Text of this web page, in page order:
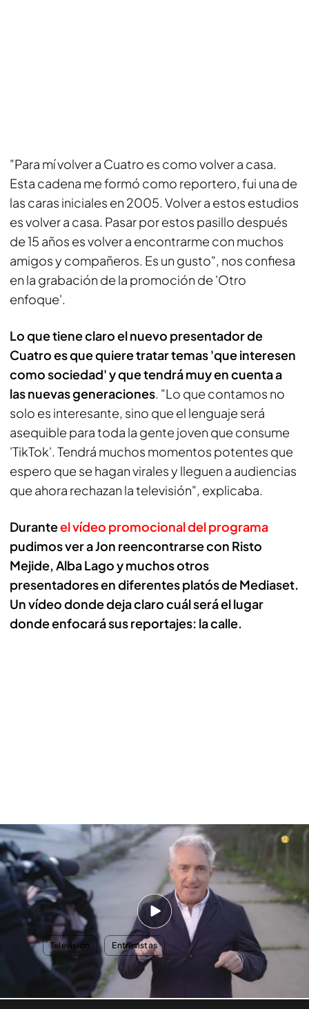
"Para mí volver a Cuatro es como volver a casa.
Esta cadena me formó como reportero, fui una de
las caras iniciales en 2005. Volver a estos estudios
es volver a casa. Pasar por estos pasillo después
de 15 años es volver a encontrarme con muchos
amigos y compañeros. Es un gusto", nos confiesa
en la grabación de la promoción de 'Otro
enfoque'.
Lo que tiene claro el nuevo presentador de
Cuatro es que quiere tratar temas 'que interesen
como sociedad' y que tendrá muy en cuenta a
las nuevas generaciones. "Lo que contamos no
solo es interesante, sino que el lenguaje será
asequible para toda la gente joven que consume
'TikTok'. Tendrá muchos momentos potentes que
espero que se hagan virales y lleguen a audiencias
que ahora rechazan la televisión", explicaba.
Duranteel vídeo promocional del programa
pudimos ver a Jon reencontrarse con Risto
Mejide, Alba Lago y muchos otros
presentadores en diferentes platós de Mediaset.
Un vídeo donde deja claro cuál será el lugar
donde enfocará sus reportajes: la calle.
Jon Sistiaga vuelve a Cuatro con ‘Otro enfoque’: estreno, muy pronto
En una breve entrevista con Cuatro, Jon Sistiaga
nos cuenta cómo ha sido su vuelta, su objetivo y
algunos secretos del nuevo programa...¡Dale Play!
TEMAS Televisión Entrevistas